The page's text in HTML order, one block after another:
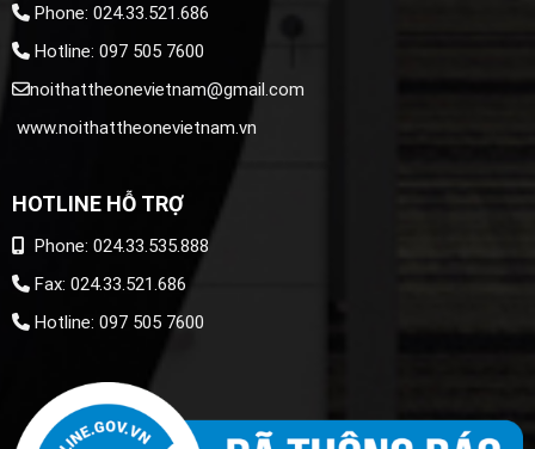
Phone: 024.33.521.686
Hotline: 097 505 7600
noithattheonevietnam@gmail.com
www.noithattheonevietnam.vn
HOTLINE HỖ TRỢ
Phone: 024.33.535.888
Fax: 024.33.521.686
Hotline: 097 505 7600